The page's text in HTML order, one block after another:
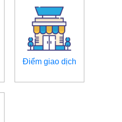
Điểm giao dịch